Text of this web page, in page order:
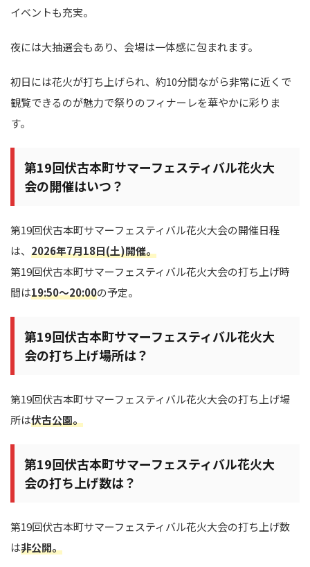
イベントも充実。
夜には大抽選会もあり、会場は一体感に包まれます。
初日には花火が打ち上げられ、約10分間ながら非常に近くで
観覧できるのが魅力で祭りのフィナーレを華やかに彩りま
す。
第19回伏古本町サマーフェスティバル花火大
会の開催はいつ？
第19回伏古本町サマーフェスティバル花火大会の開催日程
は、 2026年7月18日(土)開催。
第19回伏古本町サマーフェスティバル花火大会の打ち上げ時
間は19:50～20:00の予定。
第19回伏古本町サマーフェスティバル花火大
会の打ち上げ場所は？
第19回伏古本町サマーフェスティバル花火大会の打ち上げ場
所は伏古公園。
第19回伏古本町サマーフェスティバル花火大
会の打ち上げ数は？
第19回伏古本町サマーフェスティバル花火大会の打ち上げ数
は非公開。